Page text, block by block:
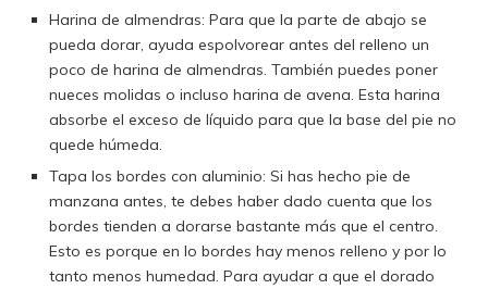
Harina de almendras: Para que la parte de abajo se
pueda dorar, ayuda espolvorear antes del relleno un
poco de harina de almendras. También puedes poner
nueces molidas o incluso harina de avena. Esta harina
absorbe el exceso de líquido para que la base del pie no
quede húmeda.
Tapa los bordes con aluminio: Si has hecho pie de
manzana antes, te debes haber dado cuenta que los
bordes tienden a dorarse bastante más que el centro.
Esto es porque en lo bordes hay menos relleno y por lo
tanto menos humedad. Para ayudar a que el dorado